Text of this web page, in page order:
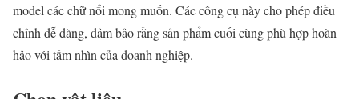
model các chữ nổi mong muốn. Các công cụ này cho phép điều
chỉnh dễ dàng, đảm bảo rằng sản phẩm cuối cùng phù hợp hoàn
hảo với tầm nhìn của doanh nghiệp.